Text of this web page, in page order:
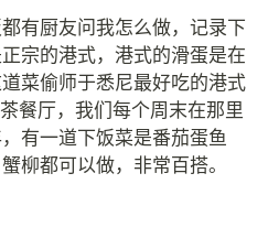
有厨友问我怎么做，记录下
宗的港式，港式的滑蛋是在
菜偷师于悉尼最好吃的港式
餐厅，我们每个周末在那里
有一道下饭菜是番茄蛋鱼